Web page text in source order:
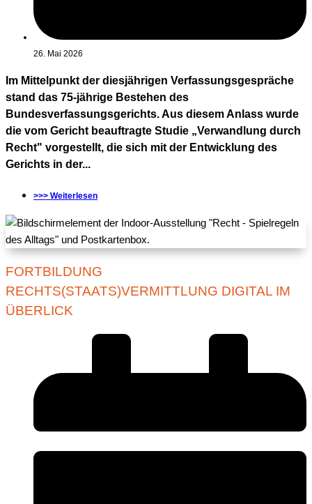
26. Mai 2026
Im Mittelpunkt der diesjährigen Verfassungsgespräche
stand das 75-jährige Bestehen des
Bundesverfassungsgerichts. Aus diesem Anlass wurde
die vom Gericht beauftragte Studie „Verwandlung durch
Recht" vorgestellt, die sich mit der Entwicklung des
Gerichts in der...
>>> Weiterlesen
FORTBILDUNG
RECHTS(STAATS)VERMITTLUNG DIGITAL IM
ÜBERLICK